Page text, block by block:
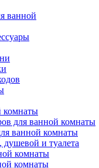
ванной
комнаты
для ванной комнаты
ванной комнаты
и туалета
комнаты
комнаты